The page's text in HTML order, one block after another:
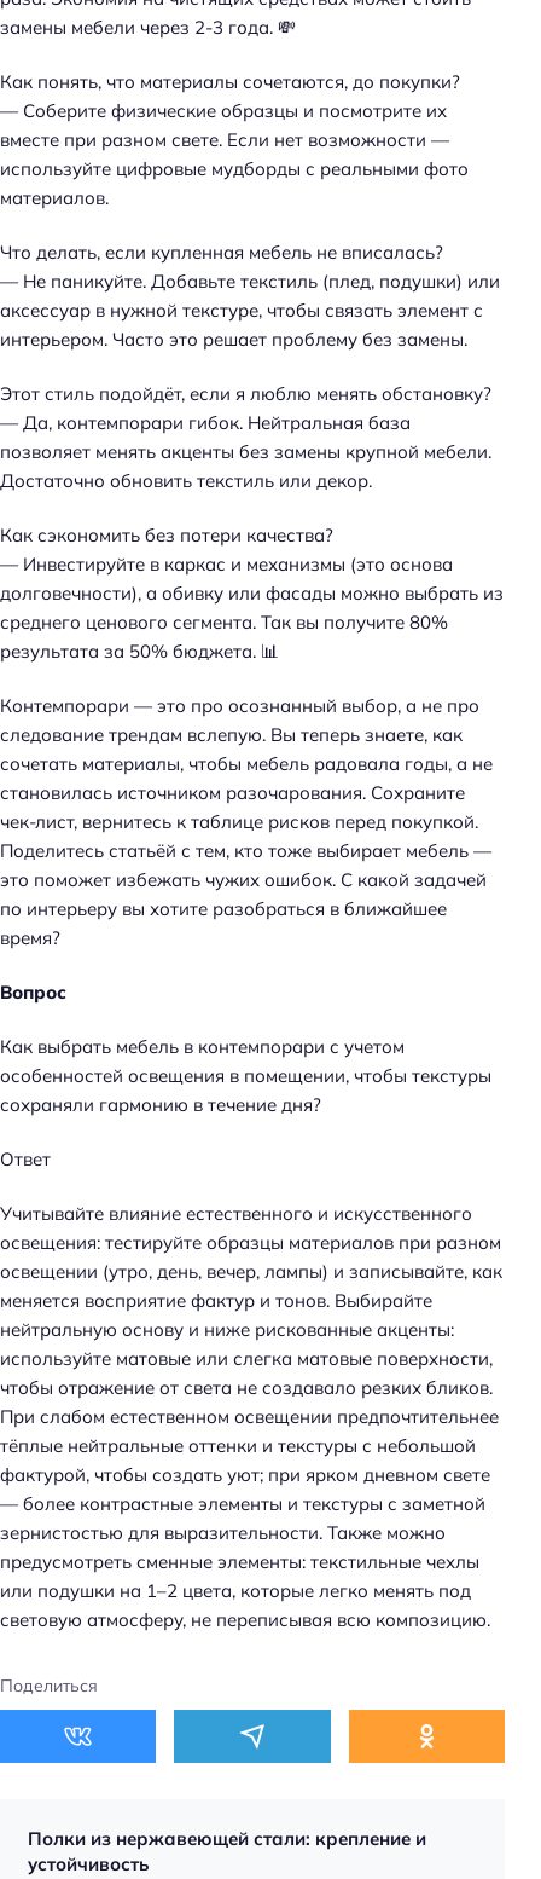
замены мебели через 2-3 года. 💸
Как понять, что материалы сочетаются, до покупки?
— Соберите физические образцы и посмотрите их
вместе при разном свете. Если нет возможности —
используйте цифровые мудборды с реальными фото
материалов.
Что делать, если купленная мебель не вписалась?
— Не паникуйте. Добавьте текстиль (плед, подушки) или
аксессуар в нужной текстуре, чтобы связать элемент с
интерьером. Часто это решает проблему без замены.
Этот стиль подойдёт, если я люблю менять обстановку?
— Да, контемпорари гибок. Нейтральная база
позволяет менять акценты без замены крупной мебели.
Достаточно обновить текстиль или декор.
Как сэкономить без потери качества?
— Инвестируйте в каркас и механизмы (это основа
долговечности), а обивку или фасады можно выбрать из
среднего ценового сегмента. Так вы получите 80%
результата за 50% бюджета. 📊
Контемпорари — это про осознанный выбор, а не про
следование трендам вслепую. Вы теперь знаете, как
сочетать материалы, чтобы мебель радовала годы, а не
становилась источником разочарования. Сохраните
чек-лист, вернитесь к таблице рисков перед покупкой.
Поделитесь статьёй с тем, кто тоже выбирает мебель —
это поможет избежать чужих ошибок. С какой задачей
по интерьеру вы хотите разобраться в ближайшее
время?
Вопрос
Как выбрать мебель в контемпорари с учетом
особенностей освещения в помещении, чтобы текстуры
сохраняли гармонию в течение дня?
Ответ
Учитывайте влияние естественного и искусственного
освещения: тестируйте образцы материалов при разном
освещении (утро, день, вечер, лампы) и записывайте, как
меняется восприятие фактур и тонов. Выбирайте
нейтральную основу и ниже рискованные акценты:
используйте матовые или слегка матовые поверхности,
чтобы отражение от света не создавало резких бликов.
При слабом естественном освещении предпочтительнее
тёплые нейтральные оттенки и текстуры с небольшой
фактурой, чтобы создать уют; при ярком дневном свете
— более контрастные элементы и текстуры с заметной
зернистостью для выразительности. Также можно
предусмотреть сменные элементы: текстильные чехлы
или подушки на 1–2 цвета, которые легко менять под
световую атмосферу, не переписывая всю композицию.
Поделиться
Полки из нержавеющей стали: крепление и
устойчивость
а
т
и
: